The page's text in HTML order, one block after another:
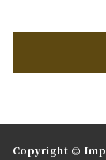
Copyright ©